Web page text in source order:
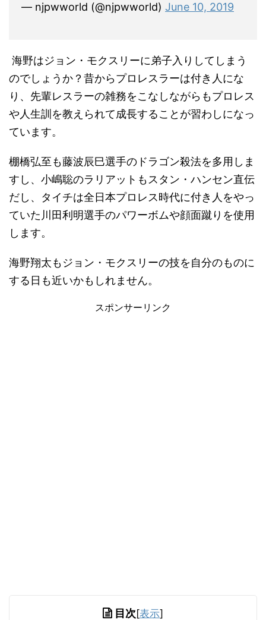
— njpwworld (@njpwworld) June 10, 2019
海野はジョン・モクスリーに弟子入りしてしまう
のでしょうか？昔からプロレスラーは付き人にな
り、先輩レスラーの雑務をこなしながらもプロレス
や人生訓を教えられて成長することが習わしになっ
ています。
棚橋弘至も藤波辰巳選手のドラゴン殺法を多用しま
すし、小嶋聡のラリアットもスタン・ハンセン直伝
だし、タイチは全日本プロレス時代に付き人をやっ
ていた川田利明選手のパワーボムや顔面蹴りを使用
します。
海野翔太もジョン・モクスリーの技を自分のものに
する日も近いかもしれません。
スポンサーリンク
目次[表示]